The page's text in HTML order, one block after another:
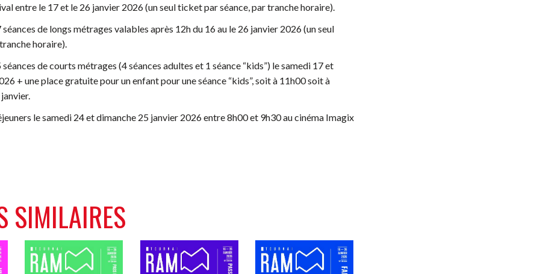
entre le 17 et le 26 janvier 2026 (un seul ticket par séance, par tranche horaire).
de longs métrages valables après 12h du 16 au le 26 janvier 2026 (un seul
horaire).
de courts métrages (4 séances adultes et 1 séance “kids”) le samedi 17 et
+ une place gratuite pour un enfant pour une séance “kids”, soit à 11h00 soit à
le samedi 24 et dimanche 25 janvier 2026 entre 8h00 et 9h30 au cinéma Imagix
SIMILAIRES